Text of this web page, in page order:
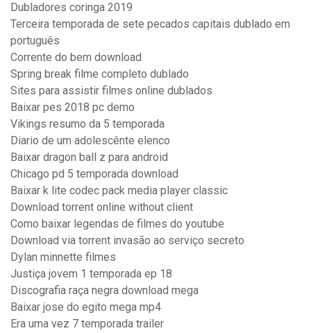
Dubladores coringa 2019
Terceira temporada de sete pecados capitais dublado em
português
Corrente do bem download
Spring break filme completo dublado
Sites para assistir filmes online dublados
Baixar pes 2018 pc demo
Vikings resumo da 5 temporada
Diario de um adolescênte elenco
Baixar dragon ball z para android
Chicago pd 5 temporada download
Baixar k lite codec pack media player classic
Download torrent online without client
Como baixar legendas de filmes do youtube
Download via torrent invasão ao serviço secreto
Dylan minnette filmes
Justiça jovem 1 temporada ep 18
Discografia raça negra download mega
Baixar jose do egito mega mp4
Era uma vez 7 temporada trailer